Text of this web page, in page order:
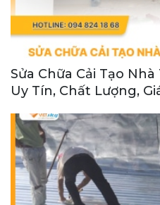
Sửa Chữa Cải Tạo
Uy Tín, Chất Lượng,